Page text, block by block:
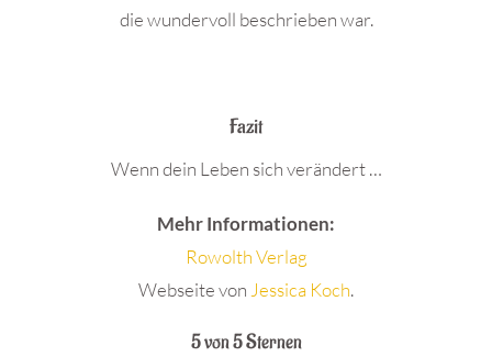
die wundervoll beschrieben war.
Fazit
Wenn dein Leben sich verändert …
Mehr Informationen:
Rowolth Verlag
Webseite von Jessica Koch.
5 von 5 Sternen